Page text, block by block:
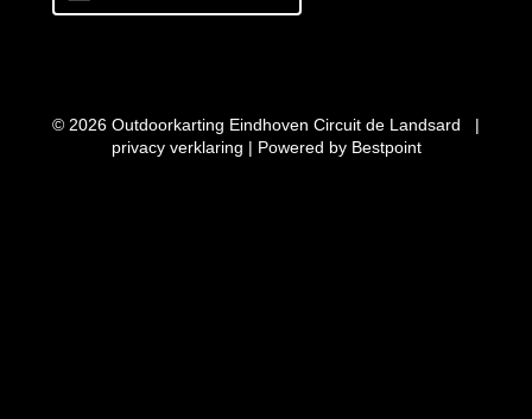
© 2026 Outdoorkarting Eindhoven Circuit de Landsard |
privacy verklaring | Powered by Bestpoint